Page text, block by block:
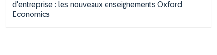
d'entreprise : les nouveaux enseignements Oxford
Economics